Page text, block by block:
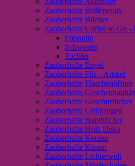
Zauberhafte Brillenetuis
Zauberhafte Bücher
Zauberhafte Coffee to Go -
Freundin
Schwester
Tochter
Zauberhafte Engel
Zauberhafte Filz - Artikel
Zauberhafte Flaschenöffner
Zauberhafte
Zauberhafte Geschirrtücher
Zauberhafte Grillzangen
Zauberhafte Handtücher
Zauberhafte Holz Deko
Zauberhafte Kerzen
Zauberhafte Kissen
Zauberhafte Lichterwelt